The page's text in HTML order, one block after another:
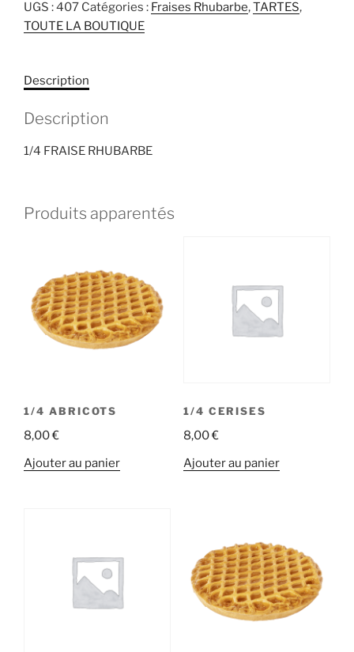
FRAISE
RHUBARBE
UGS :407 Catégories : Fraises Rhubarbe,TARTES,
TOUTE LA BOUTIQUE
Description
Description
1/4 FRAISE RHUBARBE
Produits apparentés
1/4 ABRICOTS
8,00€
Ajouter au panier
1/4 CERISES
8,00€
Ajouter au panier